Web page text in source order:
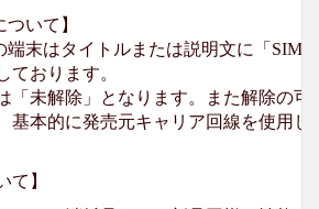
ついて】
端末はタイトルまたは説明文に「SIM
ております。
「未解除」となります。また解除の可
基本的に発売元キャリア回線を使用
て】